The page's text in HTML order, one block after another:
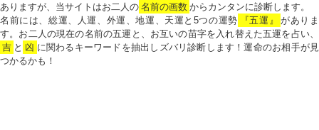
ありますが、当サイトはお二人の 名前の画数 からカンタンに診断します。
名前には、総運、人運、外運、地運、天運と5つの運勢
『五運』
がありま
す。お二人の現在の名前の五運と、お互いの苗字を入れ替えた五運を占い、
吉 と 凶 に関わるキーワードを抽出しズバリ診断します！運命のお相手が見
つかるかも！